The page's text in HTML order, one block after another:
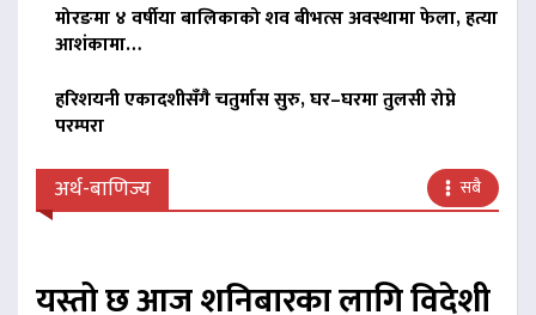
मोरङमा ४ वर्षीया बालिकाको शव बीभत्स अवस्थामा फेला, हत्या
आशंकामा…
हरिशयनी एकादशीसँगै चतुर्मास सुरु, घर–घरमा तुलसी रोप्ने
परम्परा
अर्थ-बाणिज्य सबै
यस्तो छ आज शनिबारका लागि विदेशी